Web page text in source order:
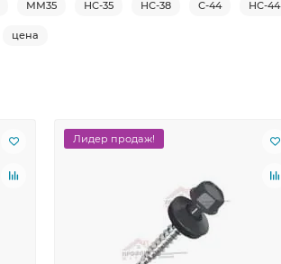
ММ35 НС-35 НС-38 С-44 НС-44
цена
Лидер продаж!